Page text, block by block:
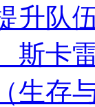
升队
斯卡
生存